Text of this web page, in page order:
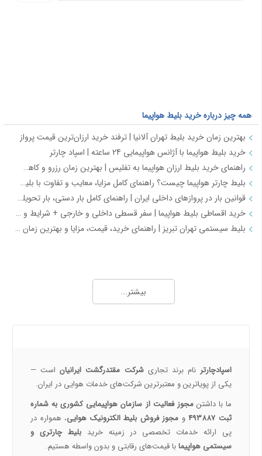
همه چیز درباره خرید بلیط هواپیما
بهترین زمان خرید بلیط تهران آلانیا | ترفند خرید ارزان‌ترین قیمت پرواز
خرید بلیط هواپیما با آژانس هواپیمایی 24 ساعته | اسپاد چارتر
راهنمای خرید بلیط ارزان هواپیما به تفلیس | بهترین زمان رزرو و کاهش هزینه سفر
بلیط چارتر هواپیما چیست؟ راهنمای کامل مزایا، معایب و تفاوت با بلیط سیستمی
قوانین بار در پروازهای داخلی ایران | راهنمای کامل بار دستی، بار تحویلی و مقررات حمل بار
خرید اقساطی بلیط هواپیما | سفر قسطی داخلی و خارجی + شرایط و مدارک | اسپادچارتر
بلیط سیستمی تهران تبریز | راهنمای خرید، قیمت، مزایا و بهترین زمان رزرو
همه چیز درباره خرید بلیط هواپیما 3
نکات مهم و کلیدی خرید بلیط هواپیما
رزرو بلیط پرواز داخلی با اسپادچارتر
بیشتر...
اسپادچارتر نام برند تجاریشرکت مقتدرگشت ایرانیاناست —
یکی از پویا‌ترین و معتبرترین شرکت‌های خدمات هوایی در ایران.
ما با داشتنمجوز فعالیت از سازمان هواپیمایی کشوری به شماره
ثبت 493887
و مجوز فروش بلیط الکترونیک هوایی، همواره در
پی ارائه خدمات تخصصی در زمینه خرید بلیط چارتری و
سیستمی هواپیمابا قیمت‌های رقابتی و بدون واسطه هستیم.